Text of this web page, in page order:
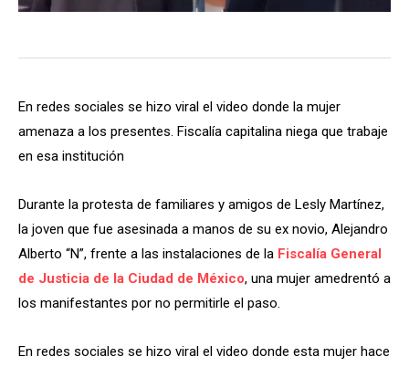
En redes sociales se hizo viral el video donde la mujer
amenaza a los presentes. Fiscalía capitalina niega que trabaje
en esa institución
Durante la protesta de familiares y amigos de Lesly Martínez,
la joven que fue asesinada a manos de su ex novio, Alejandro
Alberto “N”, frente a las instalaciones de la Fiscalía General
de Justicia de la Ciudad de México, una mujer amedrentó a
los manifestantes por no permitirle el paso.
En redes sociales se hizo viral el video donde esta mujer hace